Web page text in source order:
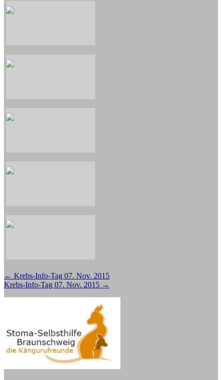
Beitragsnavigation
← Krebs-Info-Tag 07. Nov. 2015
Krebs-Info-Tag 07. Nov. 2015 →